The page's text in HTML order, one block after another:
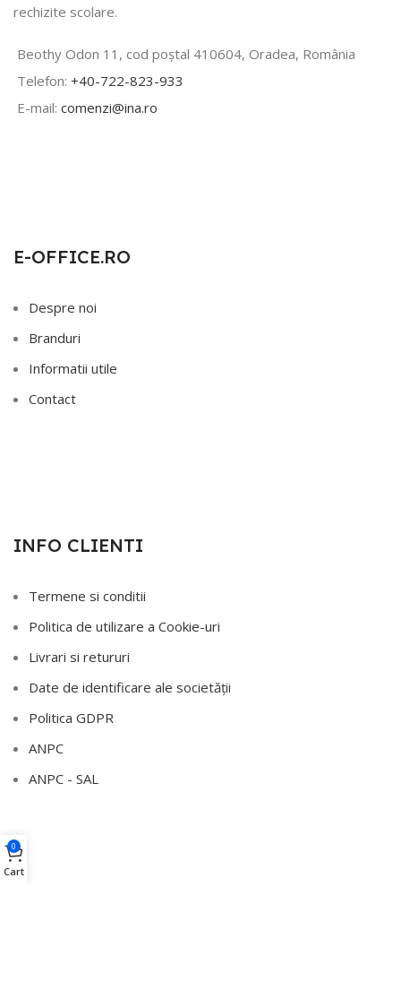
rechizite scolare.
Beothy Odon 11, cod poștal 410604, Oradea, România
Telefon: +40-722-823-933
E-mail: comenzi@ina.ro
E-OFFICE.RO
Despre noi
Branduri
Informatii utile
Contact
INFO CLIENTI
Termene si conditii
Politica de utilizare a Cookie-uri
Livrari si retururi
Date de identificare ale societății
Politica GDPR
ANPC
ANPC - SAL
0
Cart